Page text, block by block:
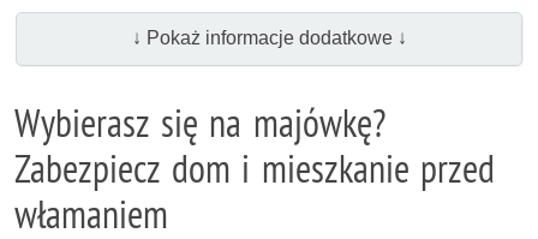
↓ Pokaż informacje dodatkowe ↓
Wybierasz się na majówkę?
Zabezpiecz dom i mieszkanie przed
włamaniem